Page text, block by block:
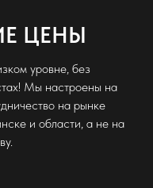
ЦЕНЫ
уровне, без
Мы настроены на
на рынке
и области, а не на